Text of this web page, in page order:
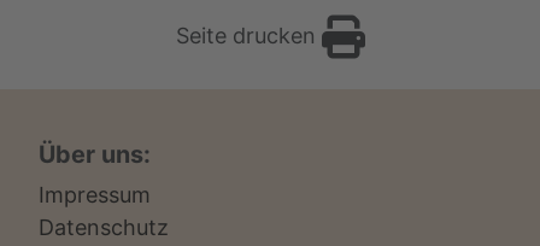
Seite drucken
Über uns:
Impressum
Datenschutz